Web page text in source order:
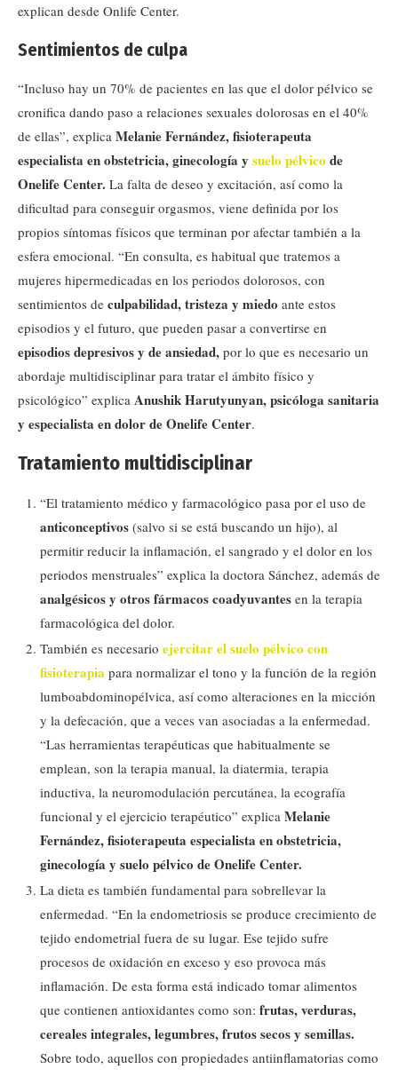
explican desde Onlife Center.
Sentimientos de culpa
“Incluso hay un 70% de pacientes en las que el dolor pélvico se
cronifica dando paso a relaciones sexuales dolorosas en el 40%
de ellas”, explica Melanie Fernández, fisioterapeuta
especialista en obstetricia, ginecología y suelo pélvico de
Onelife Center. La falta de deseo y excitación, así como la
dificultad para conseguir orgasmos, viene definida por los
propios síntomas físicos que terminan por afectar también a la
esfera emocional. “En consulta, es habitual que tratemos a
mujeres hipermedicadas en los periodos dolorosos, con
sentimientos de culpabilidad, tristeza y miedo ante estos
episodios y el futuro, que pueden pasar a convertirse en
episodios depresivos y de ansiedad, por lo que es necesario un
abordaje multidisciplinar para tratar el ámbito físico y
psicológico” explica Anushik Harutyunyan, psicóloga sanitaria
y especialista en dolor de Onelife Center.
Tratamiento multidisciplinar
“El tratamiento médico y farmacológico pasa por el uso de
anticonceptivos (salvo si se está buscando un hijo), al
permitir reducir la inflamación, el sangrado y el dolor en los
periodos menstruales” explica la doctora Sánchez, además de
analgésicos y otros fármacos coadyuvantes en la terapia
farmacológica del dolor.
También es necesario ejercitar el suelo pélvico con
fisioterapia para normalizar el tono y la función de la región
lumboabdominopélvica, así como alteraciones en la micción
y la defecación, que a veces van asociadas a la enfermedad.
“Las herramientas terapéuticas que habitualmente se
emplean, son la terapia manual, la diatermia, terapia
inductiva, la neuromodulación percutánea, la ecografía
funcional y el ejercicio terapéutico” explica Melanie
Fernández, fisioterapeuta especialista en obstetricia,
ginecología y suelo pélvico de Onelife Center.
La dieta es también fundamental para sobrellevar la
enfermedad. “En la endometriosis se produce crecimiento de
tejido endometrial fuera de su lugar. Ese tejido sufre
procesos de oxidación en exceso y eso provoca más
inflamación. De esta forma está indicado tomar alimentos
que contienen antioxidantes como son: frutas, verduras,
cereales integrales, legumbres, frutos secos y semillas.
Sobre todo, aquellos con propiedades antiinflamatorias como